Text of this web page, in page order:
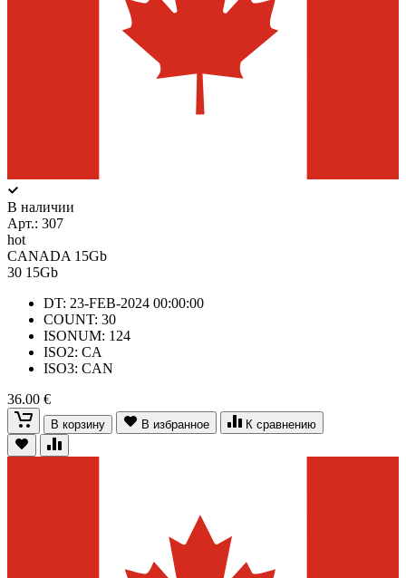
В наличии
Арт.: 307
hot
CANADA 15Gb
30 15Gb
DT: 23-FEB-2024 00:00:00
COUNT: 30
ISONUM: 124
ISO2: CA
ISO3: CAN
36.00 €
В корзину В избранное К сравнению